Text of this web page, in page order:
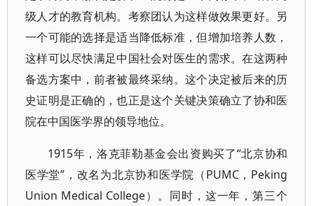
级人才的教育机构。考察团认为这样做效果更好。另
一个可能的选择是适当降低标准，但增加培养人数，
这样可以尽快满足中国社会对医生的需求。在这两种
备选方案中，前者被最终采纳。这个决定被后来的历
史证明是正确的，也正是这个关键决策确立了协和医
院在中国医学界的领导地位。
1915年，洛克菲勒基金会出资购买了“北京协和
医学堂”，改名为北京协和医学院（PUMC，Peking
Union Medical College）。同时，这一年，第三个